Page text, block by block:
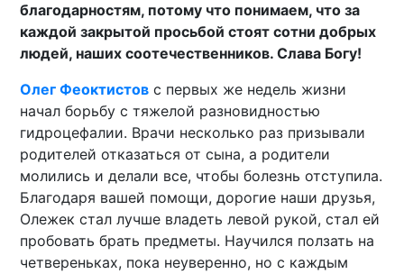
благодарностям, потому что понимаем, что за
каждой закрытой просьбой стоят сотни добрых
людей, наших соотечественников. Слава Богу!
Олег Феоктистов с первых же недель жизни
начал борьбу с тяжелой разновидностью
гидроцефалии. Врачи несколько раз призывали
родителей отказаться от сына, а родители
молились и делали все, чтобы болезнь отступила.
Благодаря вашей помощи, дорогие наши друзья,
Олежек стал лучше владеть левой рукой, стал ей
пробовать брать предметы. Научился ползать на
четвереньках, пока неуверенно, но с каждым